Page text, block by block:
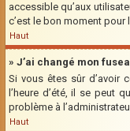
accessible qu’aux
c’est le bon moment pour
Haut
» J’ai changé mon
Si vous êtes sûr d’avoir
l’heure d’été, il se peut
problème à
Haut